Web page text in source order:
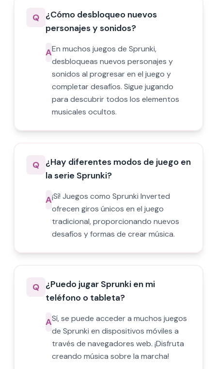
Q ¿Cómo desbloqueo nuevos
personajes y sonidos?
AEn muchos juegos de Sprunki,
desbloqueas nuevos personajes y
sonidos al progresar en el juego y
completar desafíos. Sigue jugando
para descubrir todos los elementos
musicales ocultos.
Q ¿Hay diferentes modos de juego en
la serie Sprunki?
A¡Sí! Juegos como Sprunki Inverted
ofrecen giros únicos en el juego
tradicional, proporcionando nuevos
desafíos y formas de crear música.
Q ¿Puedo jugar Sprunki en mi
teléfono o tableta?
ASí, se puede acceder a muchos juegos
de Sprunki en dispositivos móviles a
través de navegadores web. ¡Disfruta
creando música sobre la marcha!